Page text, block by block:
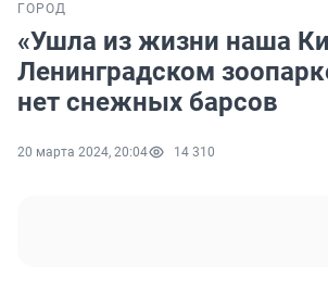
ГОРОД
«Ушла из жизни наша
Ленинградском
нет снежных барсов
20 марта 2024, 20:04 14 310